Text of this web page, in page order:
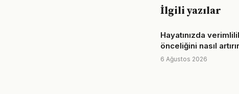
İlgili yazılar
Hayatınızda
önceliğini nasıl
6 Ağustos 2026